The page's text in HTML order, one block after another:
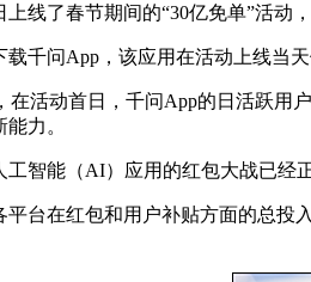
线了春节期间的“30亿免单”活动
千问App，该应用在活动上线当
在活动首日，千问App的日活跃用
力。
工智能（AI）应用的红包大战已
平台在红包和用户补贴方面的总投